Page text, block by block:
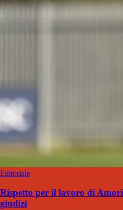
Editoriale
Rispetto per il lavoro di
giudizi